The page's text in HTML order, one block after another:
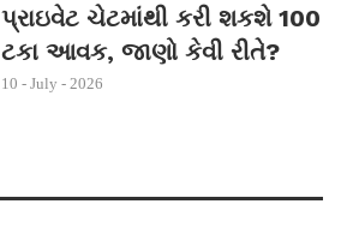
પ્રાઇવેટ ચેટમાંથી કરી શકશે 100
ટકા આવક, જાણો કેવી રીતે?
10 - July - 2026